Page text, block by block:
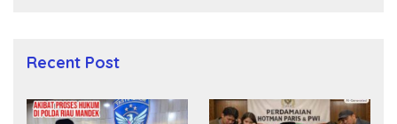
Recent Post